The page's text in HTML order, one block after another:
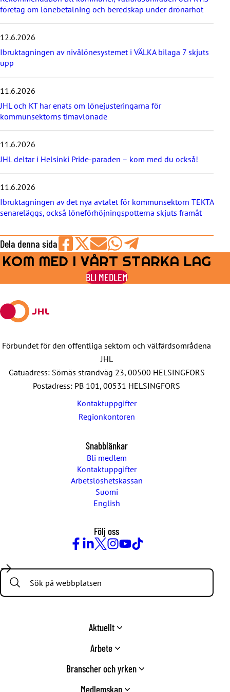
e
n
a
s
e
n
y
h
e
t
e
n
a
företag om lönebetalning och beredskap under drönarhot
12.6.2026
Ibruktagningen av nivålönesystemet i VÄLKA bilaga 7 skjuts
upp
11.6.2026
JHL och KT har enats om lönejusteringarna för
kommunsektorns timavlönade
11.6.2026
JHL deltar i Helsinki Pride-paraden – kom med du också!
11.6.2026
Ibruktagningen av det nya avtalet för kommunsektorn TEKTA
senareläggs, också löneförhöjningspotterna skjuts framåt
Dela denna sida
Share
on
Facebook
Share
on
Share
by
E-
Share
on
WhatsApp
Share
on
Telegram
KOM MED I VÅRT STARKA LAG
BLI MEDLEM
Förbundet för den offentliga sektorn och välfärdsområdena
JHL
Gatuadress: Sörnäs strandväg 23, 00500 HELSINGFORS
Postadress: PB 101, 00531 HELSINGFORS
Kontaktuppgifter
Regionkontoren
Snabblänkar
Bli medlem
Kontaktuppgifter
Arbetslöshetskassan
Suomi
English
Följ oss
Search:
Aktuellt
Arbete
Branscher och yrken
Medlemskap